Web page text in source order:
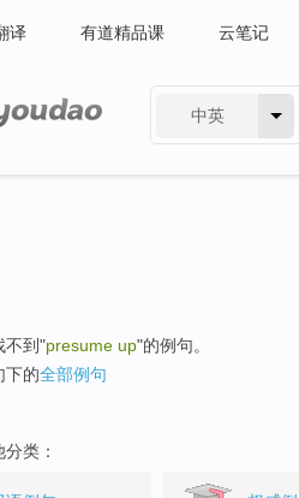
译 有道精品课 云笔记
中英
不到"presume up"的例句。
下的全部例句
类：